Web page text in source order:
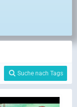
Suche nach Tags